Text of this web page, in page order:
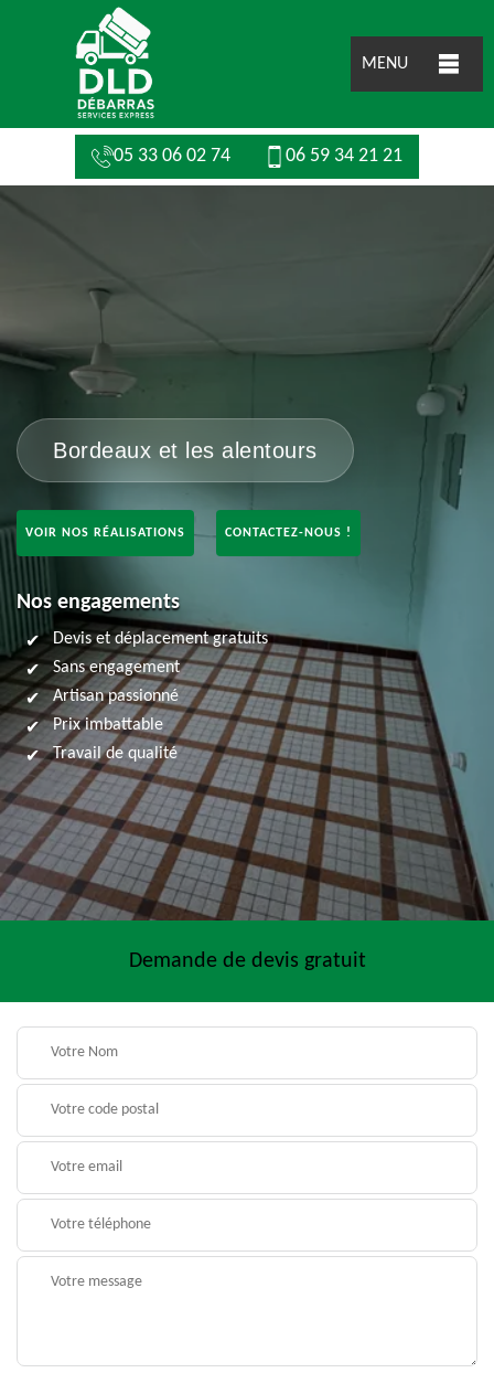
MENU
05 33 06 02 74 06 59 34 21 21
Bordeaux et les alentours
VOIR NOS RÉALISATIONS CONTACTEZ-NOUS !
Nos engagements
Devis et déplacement gratuits
Sans engagement
Artisan passionné
Prix imbattable
Travail de qualité
Demande de devis gratuit